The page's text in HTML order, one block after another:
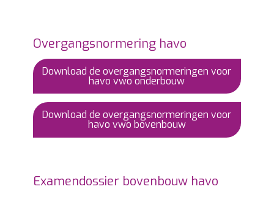
Overgangsnormering havo
Download de overgangsnormeringen voor
havo vwo onderbouw
Download de overgangsnormeringen voor
havo vwo bovenbouw
Examendossier bovenbouw havo